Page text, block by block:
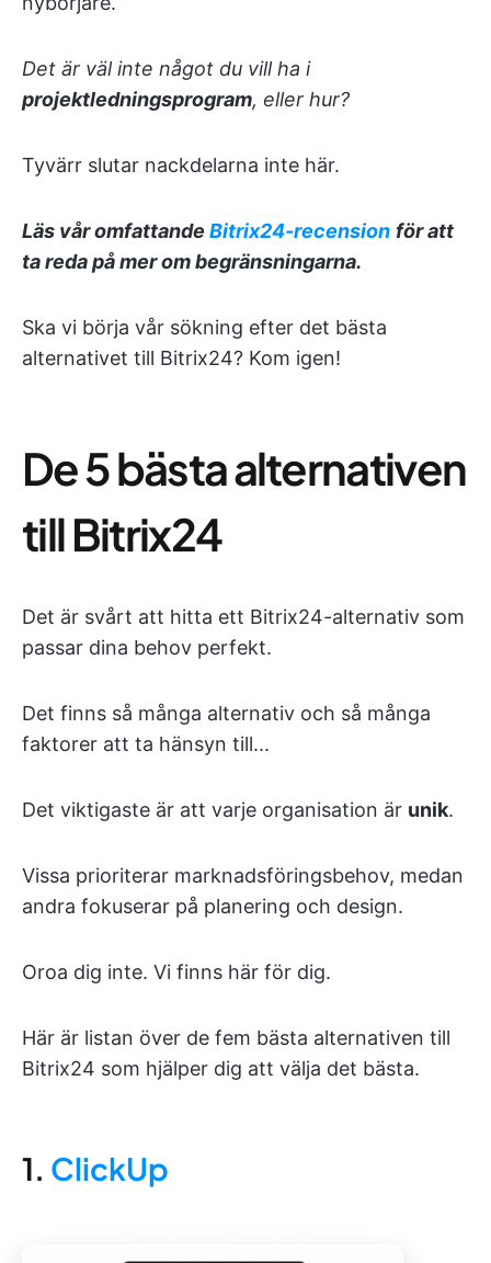
Det är väl inte något du vill ha i
projektledningsprogram, eller hur?
Tyvärr slutar nackdelarna inte här.
Läs vår omfattande Bitrix24-recension för att
ta reda på mer om begränsningarna.
Ska vi börja vår sökning efter det bästa
alternativet till Bitrix24? Kom igen!
De 5 bästa alternativen
till Bitrix24
Det är svårt att hitta ett Bitrix24-alternativ som
passar dina behov perfekt.
Det finns så många alternativ och så många
faktorer att ta hänsyn till...
Det viktigaste är att varje organisation är unik.
Vissa prioriterar marknadsföringsbehov, medan
andra fokuserar på planering och design.
Oroa dig inte. Vi finns här för dig.
Här är listan över de fem bästa alternativen till
Bitrix24 som hjälper dig att välja det bästa.
1. ClickUp